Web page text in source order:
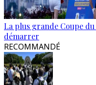
La plus grande Coupe
démarrer
RECOMMANDÉ